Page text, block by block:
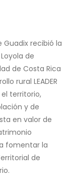
Guadix recibió la
de
de Costa Rica
rural LEADER
territorio,
y de
en valor de
fomentar la
de